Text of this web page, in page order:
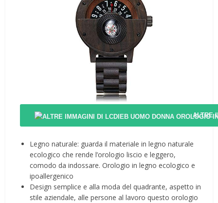
ALTRE
Legno naturale: guarda il materiale in legno naturale
ecologico che rende l’orologio liscio e leggero,
comodo da indossare. Orologio in legno ecologico e
ipoallergenico
Design semplice e alla moda del quadrante, aspetto in
stile aziendale, alle persone al lavoro questo orologio